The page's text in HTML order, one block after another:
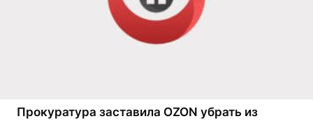
Прокуратура заставила OZON убрать из